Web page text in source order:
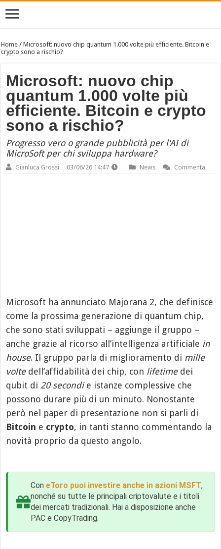
Home /Microsoft: nuovo chip quantum 1.000 volte più efficiente. Bitcoin e
crypto sono a rischio?
Microsoft: nuovo chip
quantum 1.000 volte più
efficiente. Bitcoin e crypto
sono a rischio?
Progresso vero o grande pubblicità per l'AI di
MicroSoft per chi sviluppa hardware?
Gianluca Grossi 03/06/26 14:47 News Commenta
Microsoft ha annunciato Majorana 2, che definisce
come la prossima generazione di quantum chip,
che sono stati sviluppati – aggiunge il gruppo –
anche grazie al ricorso all’intelligenza artificiale in
house. Il gruppo parla di miglioramento di mille
voltedell’affidabilità dei chip, con lifetimedei
qubit di 20 secondie istanze complessive che
possono durare più di un minuto. Nonostante
però nel paper di presentazione non si parli di
Bitcoin e crypto, in tanti stanno commentando la
novità proprio da questo angolo.
ConeToro puoi investire anche in azioni MSFT,
nonché su tutte le principali criptovalute e i titoli
dei mercati tradizionali. Hai a disposizione anche
PAC e CopyTrading.